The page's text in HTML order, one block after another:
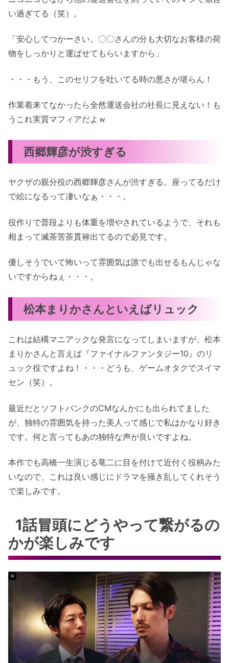
い過ぎてる（笑）。
「安心してつかーさい。〇〇さんの分も大切なお客様の荷
物をしっかりと運ばせてもらいますから」
・・・もう、このセリフを吐いてる時の悪さが堪らん！
作業着来てなかったら全然運送会社の社長に見えない！も
うこれ実質マフィアだよｗ
西郷輝彦が渋すぎる
ヤクザの親分役の西郷輝彦さんが渋すぎる。座ってるだけ
で絵になるって凄いなぁ・・・。
役作りで普段よりも体重を増やされているようで、それも
相まって滅茶苦茶貫禄出てるので必見です。
優しそうでいて怖いって雰囲気は誰でも出せるもんじゃな
いですからねぇ・・・。
松本まりかさんといえばリュック
これは結構マニアックな発言になってしまいますが、松本
まりかさんと言えば『ファイナルファンタジー10』のリ
ュック役ですよね！・・・どうも、ゲームオタクでスイマ
セン（笑）。
最近だとソフトバンクのCMなんかにも出られてました
が、独特の雰囲気を持った美人って感じで私はかなり好き
です。何と言ってもあの独特な声が良いですよね。
本作でも高橋一生演じる竜二に目を付けて近付く役柄みた
いなので、これは良い感じにドラマを掻き乱してくれそう
で楽しみです。
1話冒頭にどうやって繋がるの
かが楽しみです